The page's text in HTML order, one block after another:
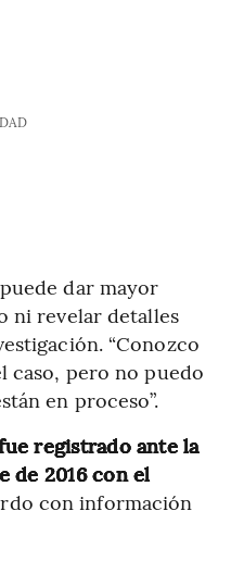
dar mayor
ni revelar detalles
“Conozco
caso, pero no puedo
en proceso”.
registrado ante la
de 2016 con el
con información